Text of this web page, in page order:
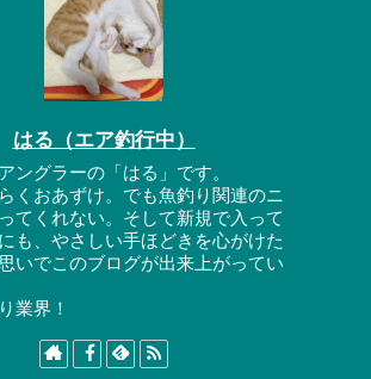
はる（エア釣行中）
ングラーの「はる」です。
くおあずけ。でも魚釣り関連のニ
てくれない。そして新規で入って
も、やさしい手ほどきを心がけた
いでこのブログが出来上がってい
業界！